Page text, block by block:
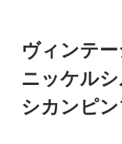
ヴィンテ
ニッケル
シカンピン